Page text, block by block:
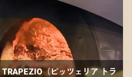
TRAPEZIO（ピッツェリア トラ